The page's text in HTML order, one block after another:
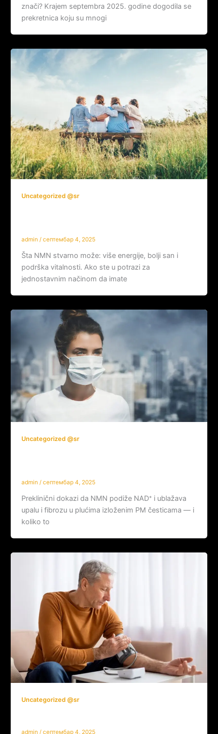
znači? Krajem septembra 2025. godine dogodila se
prekretnica koju su mnogi
Uncategorized @sr
admin/септембар 4, 2025
Šta NMN stvarno može: više energije, bolji san i
podrška vitalnosti. Ako ste u potrazi za
jednostavnim načinom da imate
Uncategorized @sr
admin/септембар 4, 2025
Preklinični dokazi da NMN podiže NAD⁺ i ublažava
upalu i fibrozu u plućima izloženim PM česticama — i
koliko to
Uncategorized @sr
admin/септембар 4, 2025